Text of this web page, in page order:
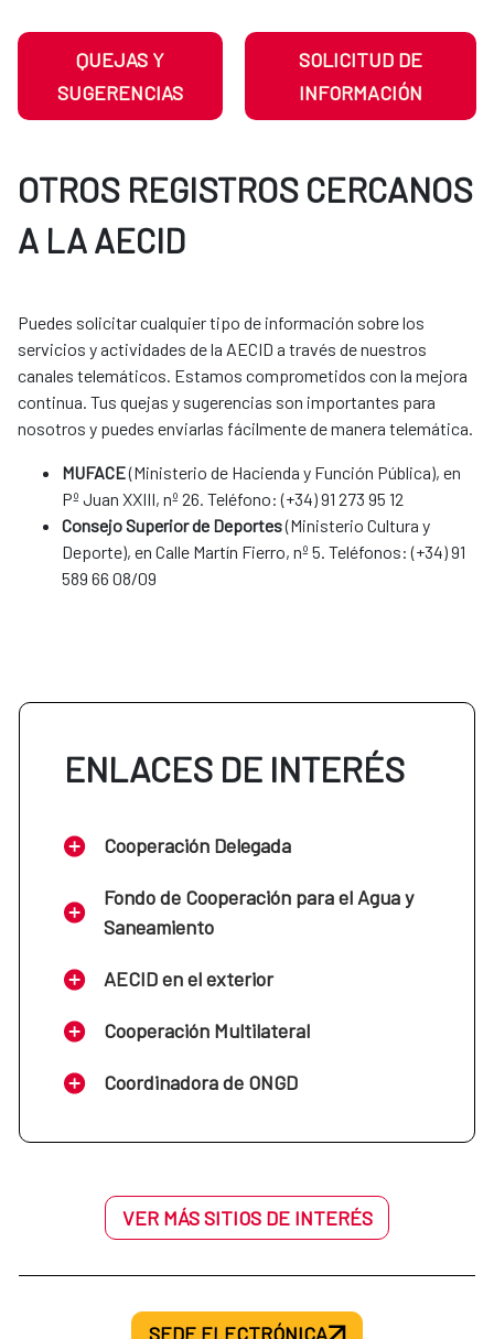
QUEJAS Y
SUGERENCIAS
SOLICITUD DE
INFORMACIÓN
OTROS REGISTROS CERCANOS
A LA AECID
Puedes solicitar cualquier tipo de información sobre los
servicios y actividades de la AECID a través de nuestros
canales telemáticos. Estamos comprometidos con la mejora
continua. Tus quejas y sugerencias son importantes para
nosotros y puedes enviarlas fácilmente de manera telemática.​​​​​​​​​​​​
MUFACE(Ministerio de Hacienda y Función Pública), en
Pº Juan XXIII, nº 26. Teléfono: (+34) 91 273 95 12
Consejo Superior de Deportes(Ministerio Cultura y
Deporte), en Calle Martín Fierro, nº 5. Teléfonos: (+34) 91
589 66 08/09
ENLACES DE INTERÉS
Cooperación Delegada
Fondo de Cooperación para el Agua y
Saneamiento
AECID en el exterior
Cooperación Multilateral
Coordinadora de ONGD
VER MÁS SITIOS DE INTERÉS
SEDE ELECTRÓNICA